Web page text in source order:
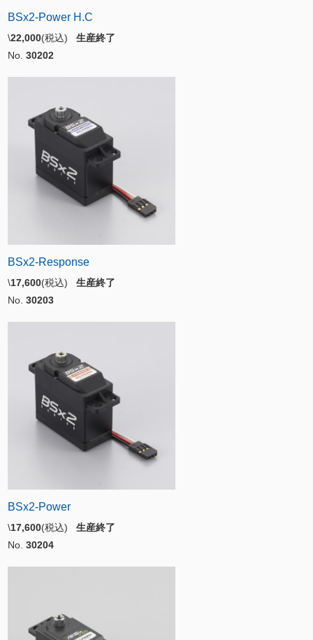
BSx2-Power H.C
\22,000(税込) 生産終了
No. 30202
BSx2-Response
\17,600(税込) 生産終了
No. 30203
BSx2-Power
\17,600(税込) 生産終了
No. 30204